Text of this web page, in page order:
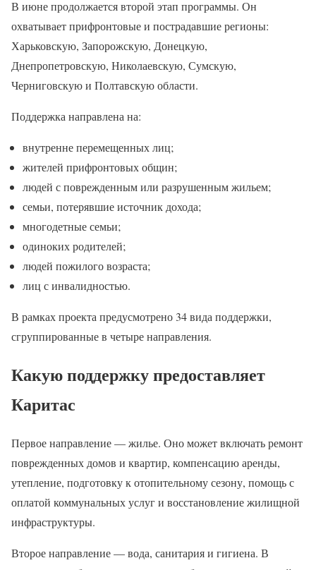
В июне продолжается второй этап программы. Он
охватывает прифронтовые и пострадавшие регионы:
Харьковскую, Запорожскую, Донецкую,
Днепропетровскую, Николаевскую, Сумскую,
Черниговскую и Полтавскую области.
Поддержка направлена на:
внутренне перемещенных лиц;
жителей прифронтовых общин;
людей с поврежденным или разрушенным жильем;
семьи, потерявшие источник дохода;
многодетные семьи;
одиноких родителей;
людей пожилого возраста;
лиц с инвалидностью.
В рамках проекта предусмотрено 34 вида поддержки,
сгруппированные в четыре направления.
Какую поддержку предоставляет
Каритас
Первое направление — жилье. Оно может включать ремонт
поврежденных домов и квартир, компенсацию аренды,
утепление, подготовку к отопительному сезону, помощь с
оплатой коммунальных услуг и восстановление жилищной
инфраструктуры.
Второе направление — вода, санитария и гигиена. В